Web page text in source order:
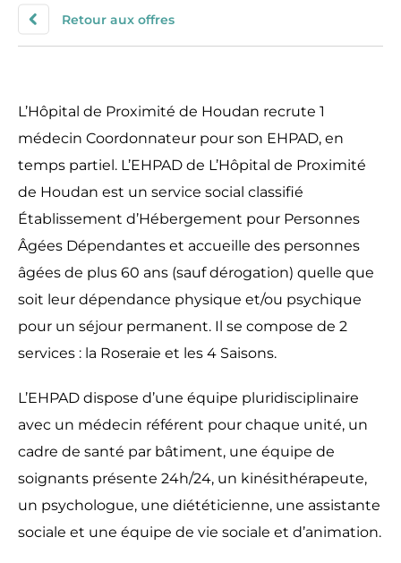
Retour aux offres
L’Hôpital de Proximité de Houdan recrute 1
médecin Coordonnateur pour son EHPAD, en
temps partiel. L’EHPAD de L’Hôpital de Proximité
de Houdan est un service social classifié
Établissement d’Hébergement pour Personnes
Âgées Dépendantes et accueille des personnes
âgées de plus 60 ans (sauf dérogation) quelle que
soit leur dépendance physique et/ou psychique
pour un séjour permanent. Il se compose de 2
services : la Roseraie et les 4 Saisons.
L’EHPAD dispose d’une équipe pluridisciplinaire
avec un médecin référent pour chaque unité, un
cadre de santé par bâtiment, une équipe de
soignants présente 24h/24, un kinésithérapeute,
un psychologue, une diététicienne, une assistante
sociale et une équipe de vie sociale et d’animation.